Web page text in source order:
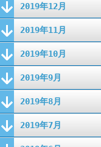
2019年12月
2019年11月
2019年10月
2019年9月
2019年8月
2019年7月